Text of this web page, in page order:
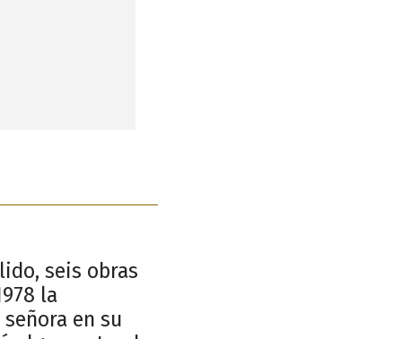
seis obras
la
en su